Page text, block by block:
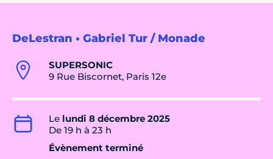
DeLestran • Gabriel Tur / Monade
SUPERSONIC
9 Rue Biscornet, Paris 12e
Le lundi 8 décembre 2025
De 19 h à 23 h
Évènement terminé